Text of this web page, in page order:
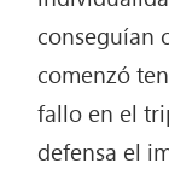
conseguían
comenzó
fallo en el
defensa el